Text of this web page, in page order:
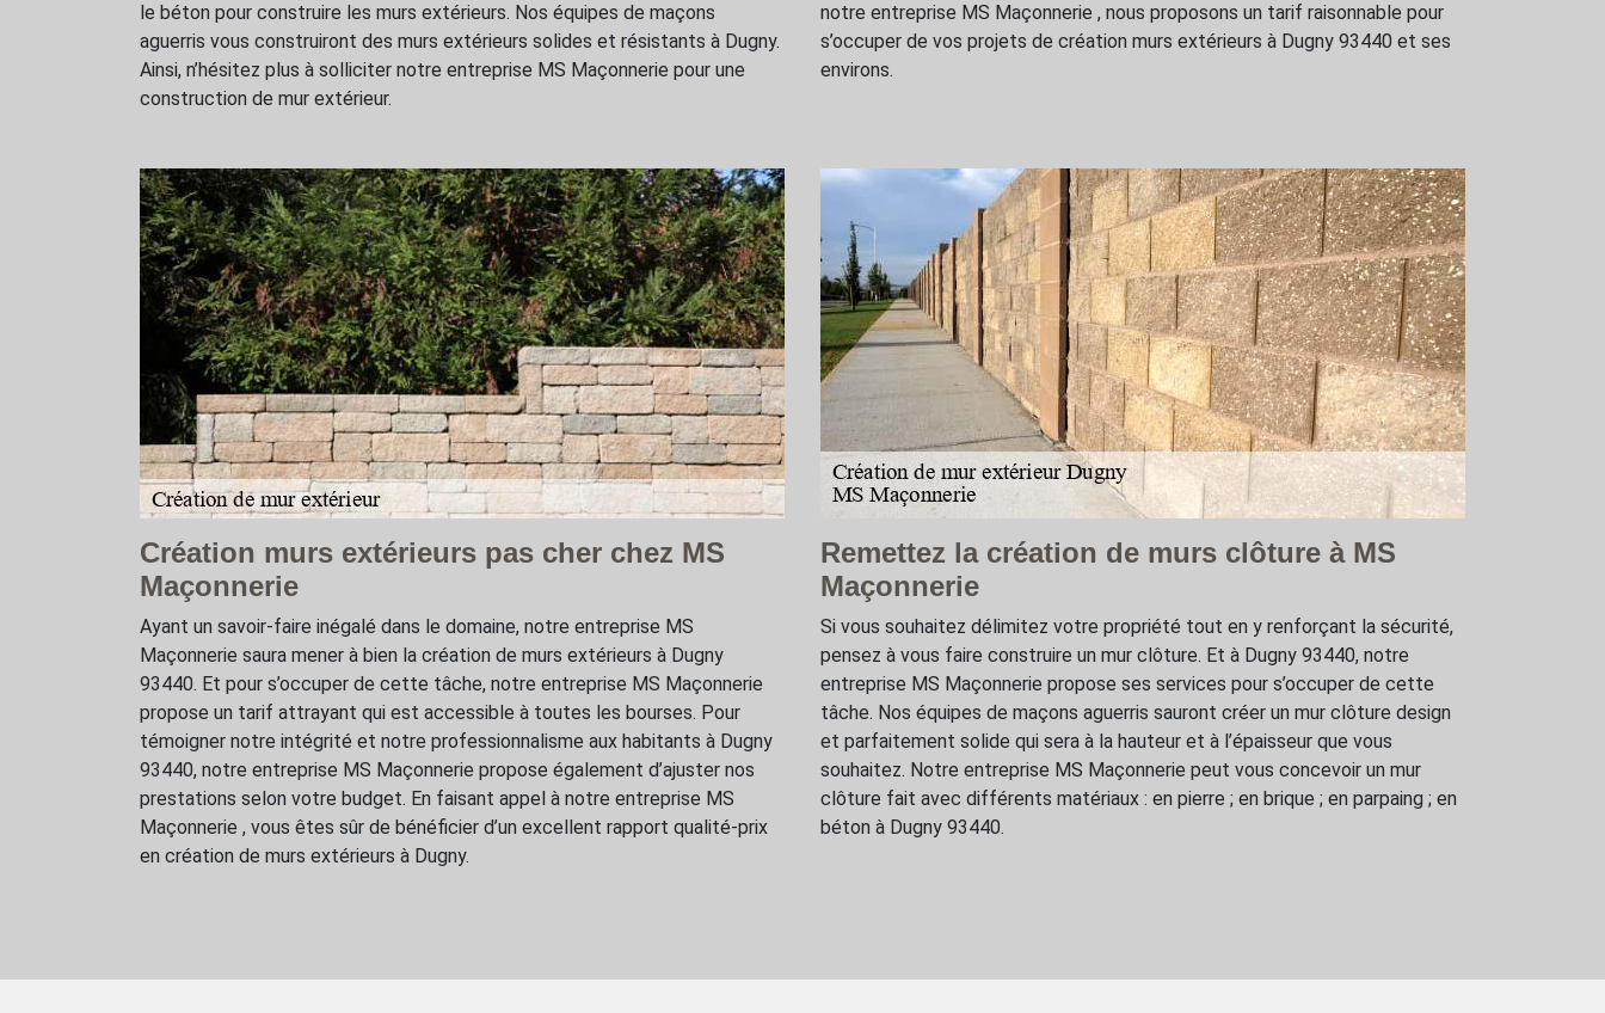
le béton pour construire les murs extérieurs. Nos équipes de maçons
aguerris vous construiront des murs extérieurs solides et résistants à Dugny.
Ainsi, n’hésitez plus à solliciter notre entreprise MS Maçonnerie pour une
construction de mur extérieur.
notre entreprise MS Maçonnerie , nous proposons un tarif raisonnable pour
s’occuper de vos projets de création murs extérieurs à Dugny 93440 et ses
environs.
Création murs extérieurs pas cher chez MS
Maçonnerie
Ayant un savoir-faire inégalé dans le domaine, notre entreprise MS
Maçonnerie saura mener à bien la création de murs extérieurs à Dugny
93440. Et pour s’occuper de cette tâche, notre entreprise MS Maçonnerie
propose un tarif attrayant qui est accessible à toutes les bourses. Pour
témoigner notre intégrité et notre professionnalisme aux habitants à Dugny
93440, notre entreprise MS Maçonnerie propose également d’ajuster nos
prestations selon votre budget. En faisant appel à notre entreprise MS
Maçonnerie , vous êtes sûr de bénéficier d’un excellent rapport qualité-prix
en création de murs extérieurs à Dugny.
Remettez la création de murs clôture à MS
Maçonnerie
Si vous souhaitez délimitez votre propriété tout en y renforçant la sécurité,
pensez à vous faire construire un mur clôture. Et à Dugny 93440, notre
entreprise MS Maçonnerie propose ses services pour s’occuper de cette
tâche. Nos équipes de maçons aguerris sauront créer un mur clôture design
et parfaitement solide qui sera à la hauteur et à l’épaisseur que vous
souhaitez. Notre entreprise MS Maçonnerie peut vous concevoir un mur
clôture fait avec différents matériaux : en pierre ; en brique ; en parpaing ; en
béton à Dugny 93440.